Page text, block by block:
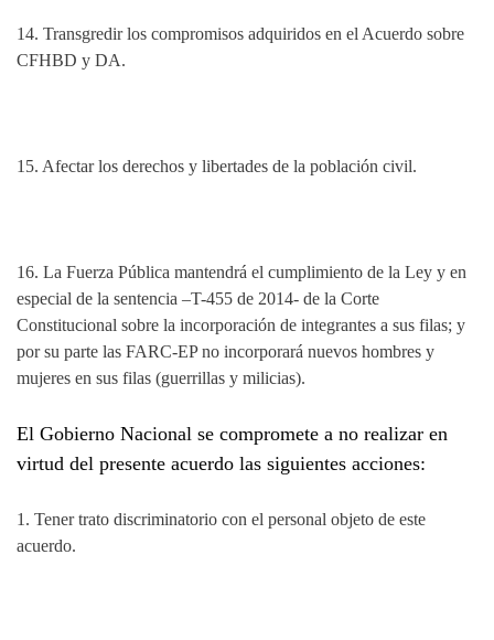
14. Transgredir los compromisos adquiridos en el Acuerdo sobre
CFHBD y DA.
15. Afectar los derechos y libertades de la población civil.
16. La Fuerza Pública mantendrá el cumplimiento de la Ley y en
especial de la sentencia –T-455 de 2014- de la Corte
Constitucional sobre la incorporación de integrantes a sus filas; y
por su parte las FARC-EP no incorporará nuevos hombres y
mujeres en sus filas (guerrillas y milicias).
El Gobierno Nacional se compromete a no realizar en
virtud del presente acuerdo las siguientes acciones:
1. Tener trato discriminatorio con el personal objeto de este
acuerdo.